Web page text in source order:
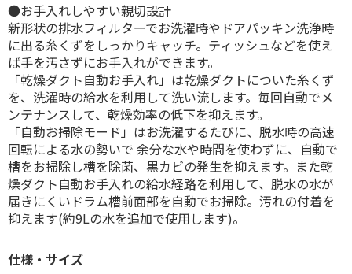
●お手入れしやすい親切設計
新形状の排水フィルターでお洗濯時やドアパッキン洗浄時
に出る糸くずをしっかりキャッチ。ティッシュなどを使え
ば手を汚さずにお手入れができます。
「乾燥ダクト自動お手入れ」は乾燥ダクトについた糸くず
を、洗濯時の給水を利用して洗い流します。毎回自動でメ
ンテナンスして、乾燥効率の低下を抑えます。
「自動お掃除モード」はお洗濯するたびに、脱水時の高速
回転による水の勢いで 余分な水や時間を使わずに、自動で
槽をお掃除し槽を除菌、黒カビの発生を抑えます。また乾
燥ダクト自動お手入れの給水経路を利用して、脱水の水が
届きにくいドラム槽前面部を自動でお掃除。汚れの付着を
抑えます(約9Lの水を追加で使用します)。
仕様・サイズ